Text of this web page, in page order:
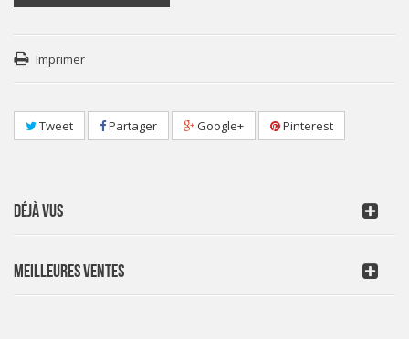
Imprimer
Tweet Partager Google+ Pinterest
DÉJÀ VUS
MEILLEURES VENTES